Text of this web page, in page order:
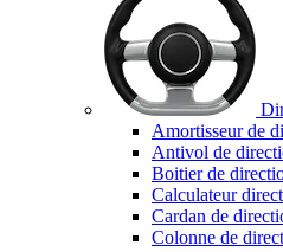
Amortisseur de
Antivol de
Boitier de
Calculateur
Cardan de
Colonne de